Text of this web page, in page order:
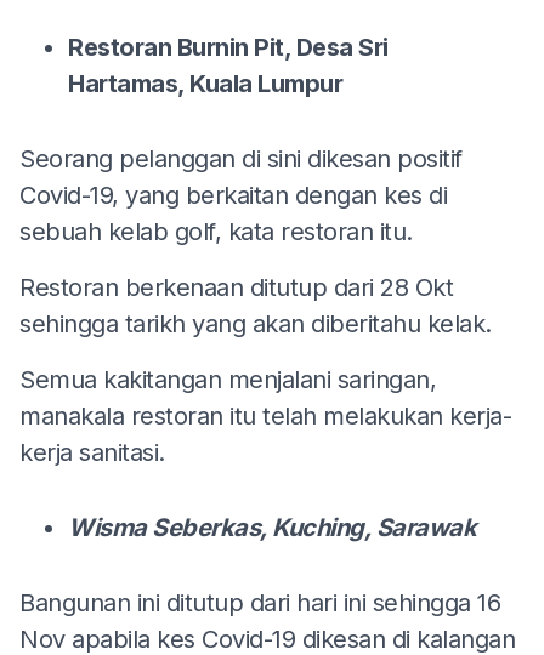
Restoran Burnin Pit, Desa Sri
Hartamas, Kuala Lumpur
Seorang pelanggan di sini dikesan positif
Covid-19, yang berkaitan dengan kes di
sebuah kelab golf, kata restoran itu.
Restoran berkenaan ditutup dari 28 Okt
sehingga tarikh yang akan diberitahu kelak.
Semua kakitangan menjalani saringan,
manakala restoran itu telah melakukan kerja-
kerja sanitasi.
Wisma Seberkas, Kuching, Sarawak
Bangunan ini ditutup dari hari ini sehingga 16
Nov apabila kes Covid-19 dikesan di kalangan